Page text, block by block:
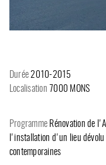
Durée 2010-2015
Localisation 7000 MONS
Programme Rénovation de
l'installation d'un lieu
contemporaines